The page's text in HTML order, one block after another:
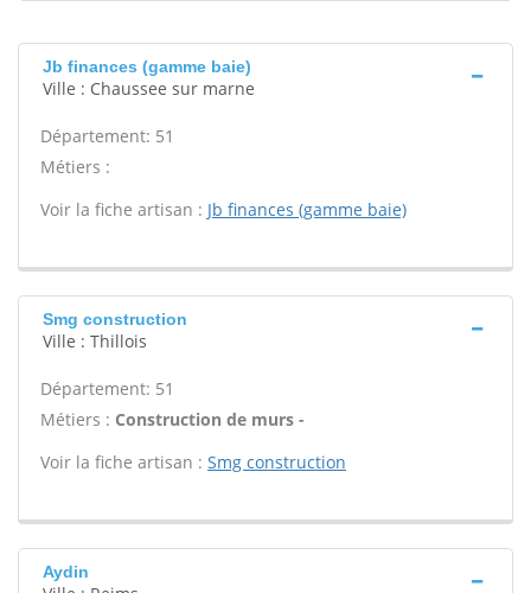
Jb finances (gamme baie)
Ville : Chaussee sur marne
Département: 51
Métiers :
Voir la fiche artisan : Jb finances (gamme baie)
Smg construction
Ville : Thillois
Département: 51
Métiers : Construction de murs -
Voir la fiche artisan : Smg construction
Aydin